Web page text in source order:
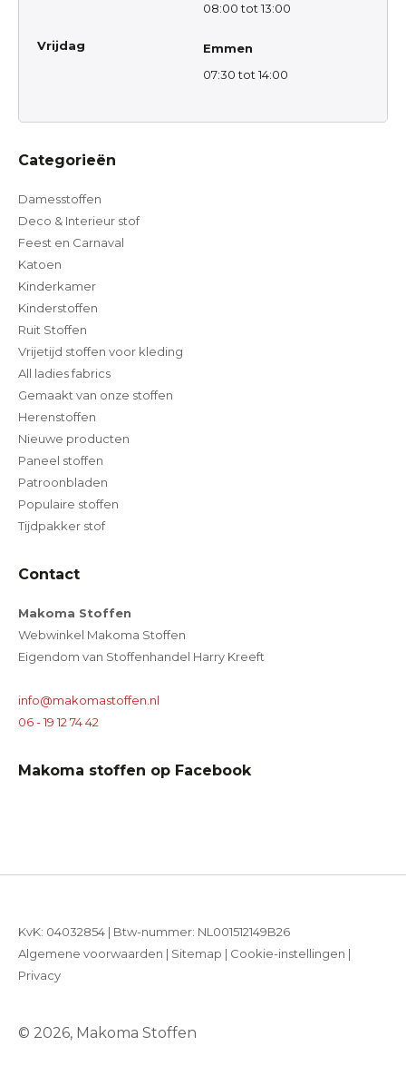
08:00 tot 13:00
Vrijdag
Emmen
07:30 tot 14:00
Categorieën
Damesstoffen
Deco & Interieur stof
Feest en Carnaval
Katoen
Kinderkamer
Kinderstoffen
Ruit Stoffen
Vrijetijd stoffen voor kleding
All ladies fabrics
Gemaakt van onze stoffen
Herenstoffen
Nieuwe producten
Paneel stoffen
Patroonbladen
Populaire stoffen
Tijdpakker stof
Contact
Makoma Stoffen
Webwinkel Makoma Stoffen
Eigendom van Stoffenhandel Harry Kreeft
info@makomastoffen.nl
06 - 19 12 74 42
Makoma stoffen op Facebook
© 2026, Makoma Stoffen
KvK: 04032854 | Btw-nummer: NL001512149B26
Algemene voorwaarden | Sitemap | Cookie-instellingen |
Privacy